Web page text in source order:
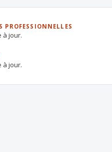
PROFESSIONNELLES
à jour.
à jour.